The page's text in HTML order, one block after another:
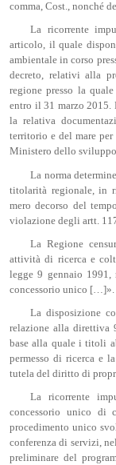
comma, Cost., nonché
La ricorrente
articolo, il quale
ambientale in corso
decreto, relativi alla
regione presso la
entro il 31 marzo 2015.
la relativa
territorio e del mare
Ministero dello
La norma
titolarità regionale, in
mero decorso del
violazione degli artt.
La Regione
attività di ricerca e
legge 9 gennaio
concessorio unico […]».
La disposizione
relazione alla direttiva
base alla quale i titoli
permesso di ricerca e
tutela del diritto di
La ricorrente
concessorio unico di
procedimento unico
conferenza di servizi,
preliminare del